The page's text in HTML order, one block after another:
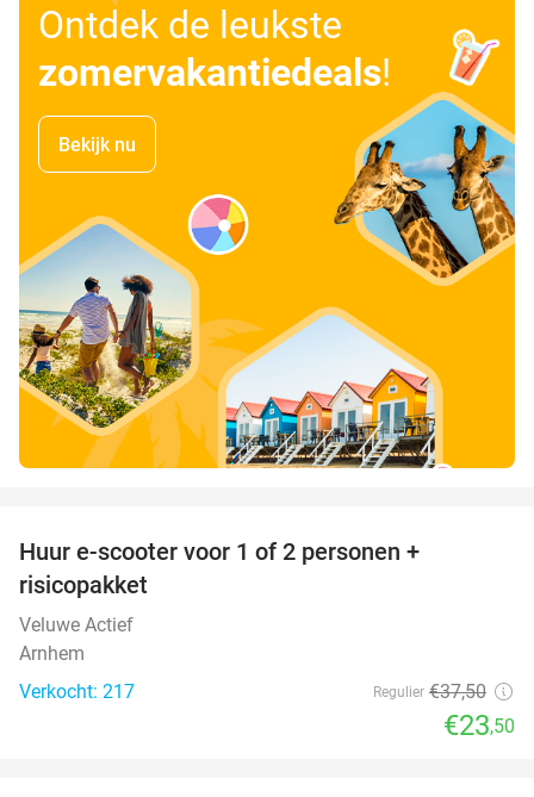
Ontdek de leukste
zomervakantiedeals!
Bekijk nu
Huur e-scooter voor 1 of 2 personen +
risicopakket
Veluwe Actief
Arnhem
Verkocht: 217
Regulier €37,50
€23,50